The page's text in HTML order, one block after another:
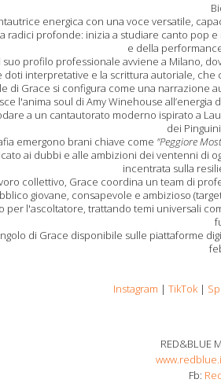
energica con una voce versatile,
radici profonde: inizia a studiare canto pop
e della
profilo professionale avviene a Milano,
doti interpretative e la scrittura autoriale,
di Grace si configura come una
l'anima soul di Amy Winehouse
a un cantautorato moderno ispirato a
dei
emergono brani chiave come "Peggiore
ai dubbi e alle ambizioni dei ventenni di
incentrata sulla
collettivo, Grace coordina un team di
giovane, consapevole e ambizioso
per l'ascoltatore, trattando temi universali
di Grace disponibile sulle piattaforme
Instagram | TikTok|
RED&BLUE
Fb: